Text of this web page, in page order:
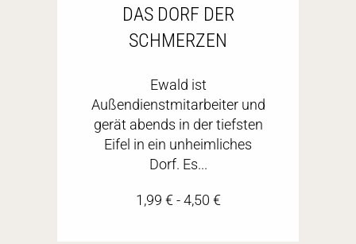
DAS DORF DER
SCHMERZEN
Ewald ist
Außendienstmitarbeiter und
gerät abends in der tiefsten
Eifel in ein unheimliches
Dorf. Es...
1,99 € -4,50 €